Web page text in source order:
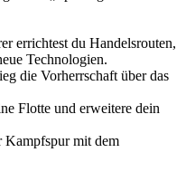
errichtest du Handelsrouten,
Technologien.
die Vorherrschaft über das
Flotte und erweitere dein
Kampfspur mit dem